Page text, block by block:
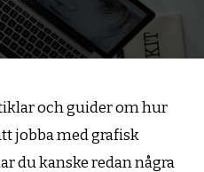
och guider om hur
jobba med grafisk
du kanske redan några